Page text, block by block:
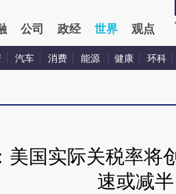
公司 政经 世界 观点
汽车 消费 能源 健康 环科
美国实际关税率将
速或减半